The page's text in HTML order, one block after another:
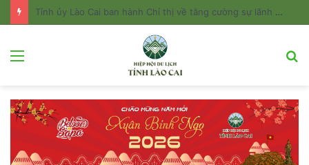
Tỉnh ủy Lào Cai ban hành Chỉ thị về tăng cường sự lãnh đạo của Đảng đối với công tác quản lý và phát triển du lịch
Menu